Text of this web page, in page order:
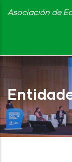
Skip
content
Asociación de